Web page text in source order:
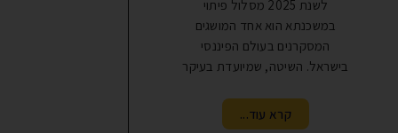
לשנת 2025 מסלול פיתוי
במשכנתא הוא אחד המושגים
המסקרנים בעולם הפיננסי
בישראל. השיטה, שמיועדת בעיקר
קרא עוד...